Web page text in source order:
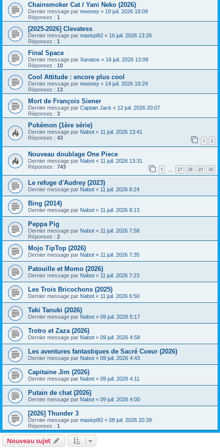
Chainsmoker Cat / Yani Neko (2026)
Dernier message par mooney « 19 juil. 2026 18:09
Réponses : 1
[2025-2026] Clevatess
Dernier message par maskpi92 « 16 juil. 2026 13:26
Réponses : 1
Final Space
Dernier message par Xanatos « 16 juil. 2026 13:09
Réponses : 10
Cool Attitude : encore plus cool
Dernier message par mooney « 14 juil. 2026 19:24
Réponses : 13
Mort de François Siener
Dernier message par Captain Jack « 12 juil. 2026 20:07
Réponses : 3
Pokémon (1ère série)
Dernier message par Nabot « 11 juil. 2026 13:41
Réponses : 43 1 2
Nouveau doublage One Piece
Dernier message par Nabot « 11 juil. 2026 13:31
Réponses : 743 1 27 28 29 30
Le refuge d'Audrey (2023)
Dernier message par Nabot « 11 juil. 2026 8:24
Bing (2014)
Dernier message par Nabot « 11 juil. 2026 8:13
Peppa Pig
Dernier message par Nabot « 11 juil. 2026 7:58
Réponses : 2
Mojo TipTop (2026)
Dernier message par Nabot « 11 juil. 2026 7:35
Patouille et Momo (2026)
Dernier message par Nabot « 11 juil. 2026 7:23
Les Trois Bricochons (2025)
Dernier message par Nabot « 11 juil. 2026 6:50
Taki Tanuki (2026)
Dernier message par Nabot « 09 juil. 2026 5:17
Trotro et Zaza (2026)
Dernier message par Nabot « 09 juil. 2026 4:58
Les aventures fantastiques de Sacré Coeur (2026)
Dernier message par Nabot « 09 juil. 2026 4:43
Capitaine Jim (2026)
Dernier message par Nabot « 09 juil. 2026 4:11
Putain de chat (2026)
Dernier message par Nabot « 09 juil. 2026 4:00
[2026] Thunder 3
Dernier message par maskpi92 « 08 juil. 2026 20:39
Réponses : 1
Nouveau sujet